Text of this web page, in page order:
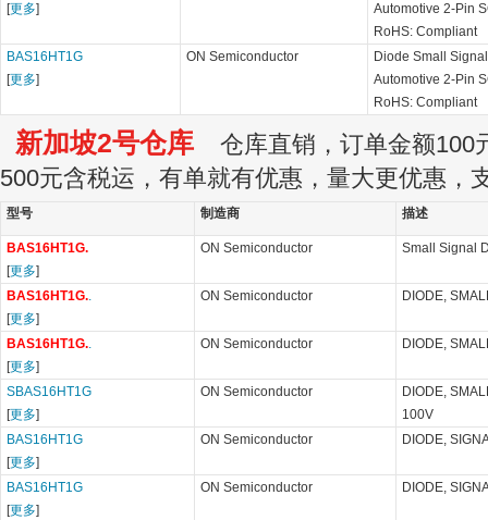
[更多]
Automotive 2-Pin
RoHS: Compliant
BAS16HT1G
[更多]
ON Semiconductor
Diode Small
Automotive 2-Pin
RoHS: Compliant
新加坡2号仓库 仓库直销，订单金额100
500元含税运，有单就有优惠，量大更优惠，
型号 制造商 描述
BAS16HT1G.
[更多]
ON Semiconductor Small Signal
BAS16HT1G..
[更多]
ON Semiconductor DIODE,
BAS16HT1G..
[更多]
ON Semiconductor DIODE,
SBAS16HT1G
[更多]
ON Semiconductor
DIODE,
100V
BAS16HT1G
[更多]
ON Semiconductor DIODE,
BAS16HT1G
[更多]
ON Semiconductor DIODE,